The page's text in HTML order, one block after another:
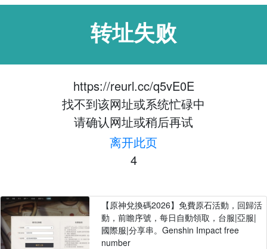
转址失败
https://reurl.cc/q5vE0E
找不到该网址或系统忙碌中
请确认网址或稍后再试
离开此页
4
【原神兌換碼2026】免費原石活動，回歸活
動，前瞻序號，每日自動領取，台服|亞服|
國際服|分享串。Genshin Impact free
number